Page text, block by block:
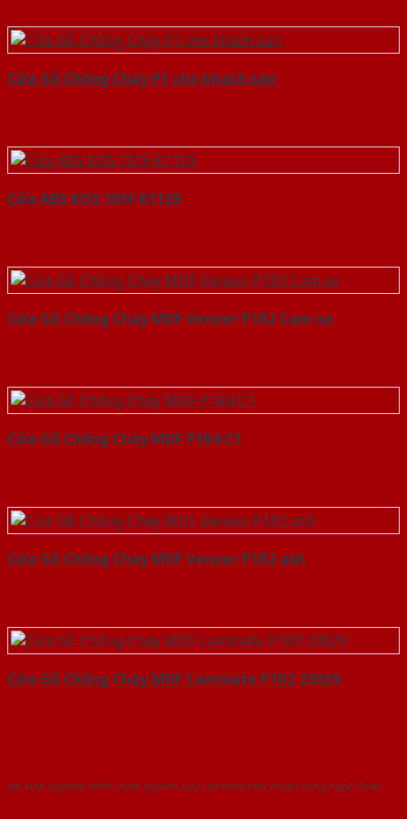
Cửa Gỗ Chống Cháy P1 cho khach san
Cửa ABS KOS 101F K1129
Cửa Gỗ Chống Cháy MDF Veneer P1R2 Cam xe
Cửa Gỗ Chống Cháy MDF P1R4 C1
Cửa Gỗ Chống Cháy MDF Veneer P1R2 ash
Cửa Gỗ Chống Cháy MDF Laminate P1R2 23029
Với kinh nghiệm nhiêu năm nghiên cứu cửa theo tiêu chuẩn công nghệ Châu